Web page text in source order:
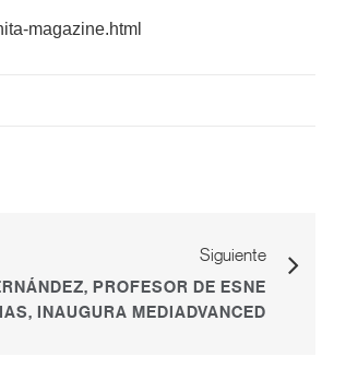
magazine.html
Siguiente
PROFESOR DE ESNE
INAUGURA MEDIADVANCED